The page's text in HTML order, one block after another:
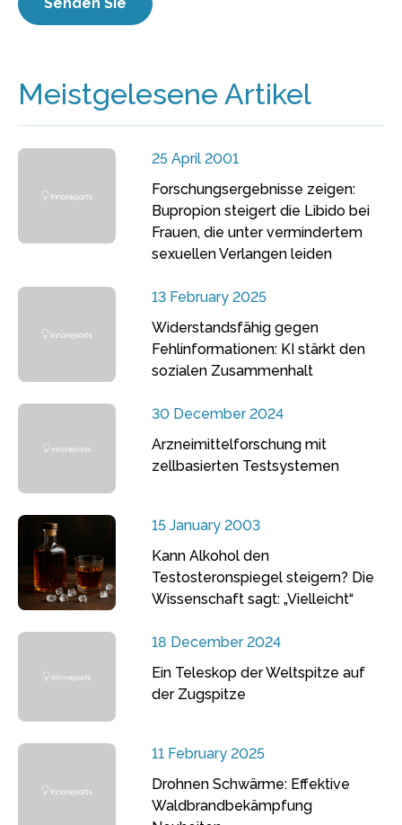
Meistgelesene Artikel
25 April 2001
Forschungsergebnisse zeigen:
Bupropion steigert die Libido bei
Frauen, die unter vermindertem
sexuellen Verlangen leiden
13 February 2025
Widerstandsfähig gegen
Fehlinformationen: KI stärkt den
sozialen Zusammenhalt
30 December 2024
Arzneimittelforschung mit
zellbasierten Testsystemen
15 January 2003
Kann Alkohol den
Testosteronspiegel steigern? Die
Wissenschaft sagt: „Vielleicht“
18 December 2024
Ein Teleskop der Weltspitze auf
der Zugspitze
11 February 2025
Drohnen Schwärme: Effektive
Waldbrandbekämpfung